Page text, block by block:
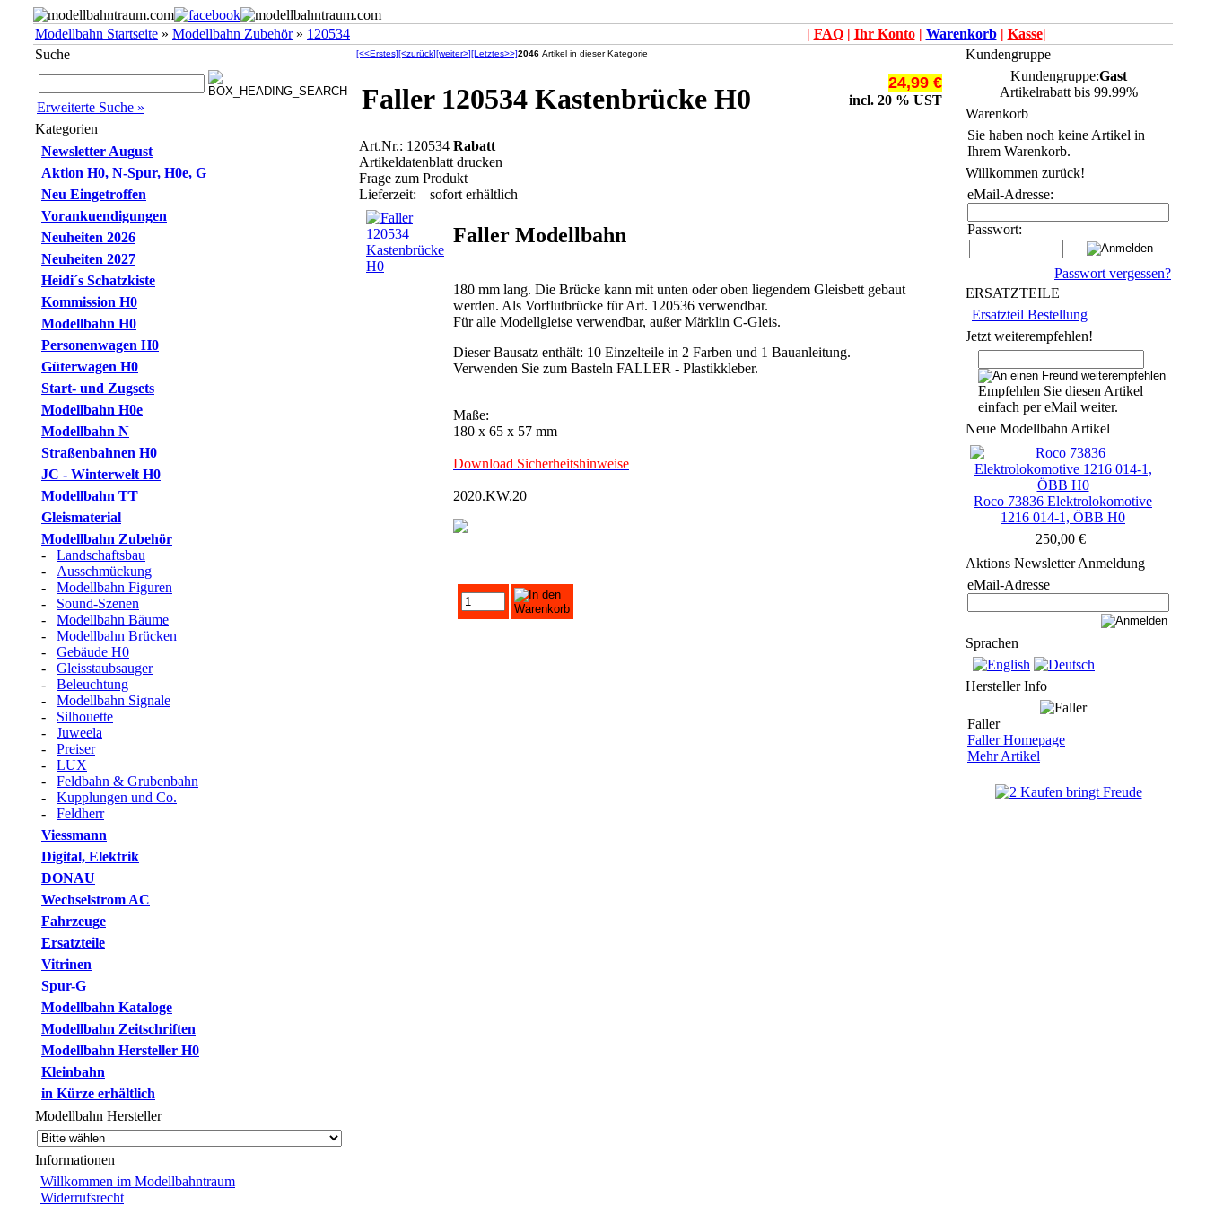
Modellbahn Startseite » Modellbahn Zubehör» 120534 | FAQ| Ihr Konto| Warenkorb| Kasse|
Suche
Erweiterte Suche »
Kategorien
Newsletter August
Aktion H0, N-Spur, H0e, G
Neu Eingetroffen
Vorankuendigungen
Neuheiten 2026
Neuheiten 2027
Heidi´s Schatzkiste
Kommission H0
Modellbahn H0
Personenwagen H0
Güterwagen H0
Start- und Zugsets
Modellbahn H0e
Modellbahn N
Straßenbahnen H0
JC - Winterwelt H0
Modellbahn TT
Gleismaterial
Modellbahn Zubehör
- Landschaftsbau
- Ausschmückung
- Modellbahn Figuren
- Sound-Szenen
- Modellbahn Bäume
- Modellbahn Brücken
- Gebäude H0
- Gleisstaubsauger
- Beleuchtung
- Modellbahn Signale
- Silhouette
- Juweela
- Preiser
- LUX
- Feldbahn & Grubenbahn
- Kupplungen und Co.
- Feldherr
Viessmann
Digital, Elektrik
DONAU
Wechselstrom AC
Fahrzeuge
Ersatzteile
Vitrinen
Spur-G
Modellbahn Kataloge
Modellbahn Zeitschriften
Modellbahn Hersteller H0
Kleinbahn
in Kürze erhältlich
Modellbahn Hersteller
Informationen
Willkommen im Modellbahntraum
Widerrufsrecht
[<<Erstes][<zurück][weiter>][Letztes>>]2046 Artikel in dieser Kategorie
Faller 120534 Kastenbrücke H0
24,99 €
incl. 20 % UST
Art.Nr.: 120534 Rabatt
Artikeldatenblatt drucken
Frage zum Produkt
Lieferzeit:
sofort erhältlich
Faller Modellbahn
180 mm lang. Die Brücke kann mit unten oder oben liegendem Gleisbett gebaut
werden. Als Vorflutbrücke für Art. 120536 verwendbar.
Für alle Modellgleise verwendbar, außer Märklin C-Gleis.
Dieser Bausatz enthält: 10 Einzelteile in 2 Farben und 1 Bauanleitung.
Verwenden Sie zum Basteln FALLER - Plastikkleber.
Maße:
180 x 65 x 57 mm
Download Sicherheitshinweise
2020.KW.20
Kundengruppe
Kundengruppe:Gast
Artikelrabatt bis 99.99%
Warenkorb
Sie haben noch keine Artikel in
Ihrem Warenkorb.
Willkommen zurück!
eMail-Adresse:
Passwort:
Passwort vergessen?
ERSATZTEILE
Ersatzteil Bestellung
Jetzt weiterempfehlen!
Empfehlen Sie diesen Artikel
einfach per eMail weiter.
Neue Modellbahn Artikel
Roco 73836 Elektrolokomotive
1216 014-1, ÖBB H0
250,00 €
Aktions Newsletter Anmeldung
eMail-Adresse
Sprachen
Hersteller Info
Faller
Faller Homepage
Mehr Artikel